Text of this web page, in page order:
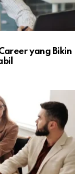
yang Bikin